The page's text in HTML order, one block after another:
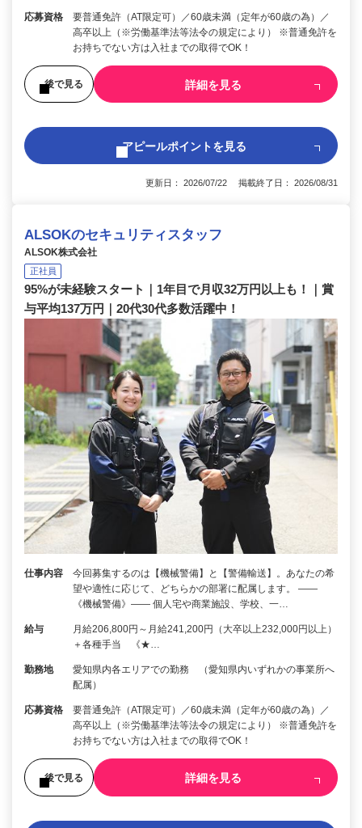
応募資格
要普通免許（AT限定可）／60歳未満（定年が60歳の為）／
高卒以上（※労働基準法等法令の規定により） ※普通免許を
お持ちでない方は入社までの取得でOK！
後で見る 詳細を見る
アピールポイントを見る
更新日： 2026/07/22 掲載終了日： 2026/08/31
ALSOKのセキュリティスタッフ
ALSOK株式会社
正社員
95%が未経験スタート｜1年目で月収32万円以上も！｜賞
与平均137万円｜20代30代多数活躍中！
仕事内容
今回募集するのは【機械警備】と【警備輸送】。あなたの希
望や適性に応じて、どちらかの部署に配属します。 ――
《機械警備》―― 個人宅や商業施設、学校、一…
給与
月給206,800円～月給241,200円（大卒以上232,000円以上）
＋各種手当 《★…
勤務地
愛知県内各エリアでの勤務 （愛知県内いずれかの事業所へ
配属）
応募資格
要普通免許（AT限定可）／60歳未満（定年が60歳の為）／
高卒以上（※労働基準法等法令の規定により） ※普通免許を
お持ちでない方は入社までの取得でOK！
後で見る 詳細を見る